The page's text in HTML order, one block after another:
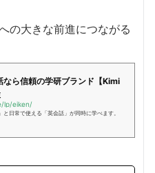
の大きな前進につながる
なら信頼の学研ブランド【Kimi
lp/eiken/
日常で使える「英会話」が同時に学べます。